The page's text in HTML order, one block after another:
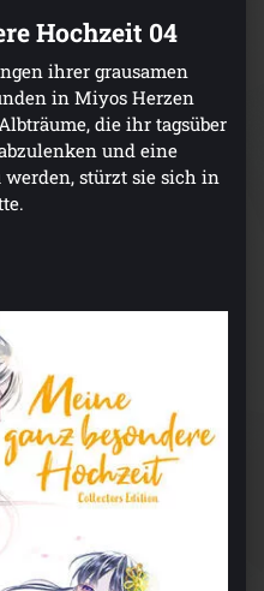
Hochzeit 04
ihrer grausamen
in Miyos Herzen
die ihr tagsüber
und eine
stürzt sie sich in